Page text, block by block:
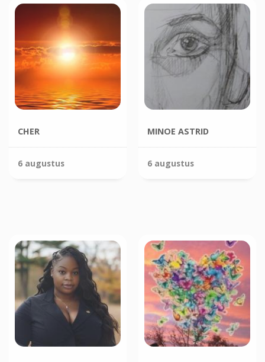
CHER
6 augustus
MINOE ASTRID
6 augustus